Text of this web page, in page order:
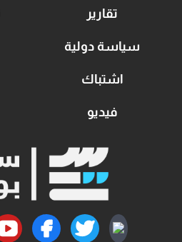
تقارير
سياسة دولية
اشتباك
فيديو